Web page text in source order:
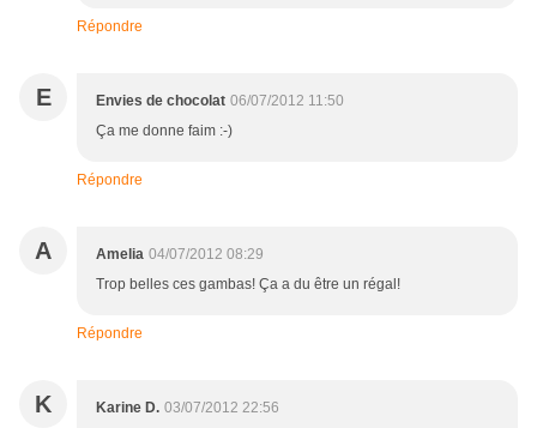
Répondre
E Envies de chocolat 06/07/2012 11:50
Ça me donne faim :-)
Répondre
A Amelia 04/07/2012 08:29
Trop belles ces gambas! Ça a du être un régal!
Répondre
K Karine D. 03/07/2012 22:56